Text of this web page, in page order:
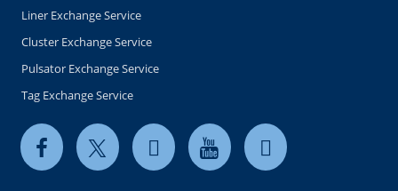
Liner Exchange Service
Cluster Exchange Service
Pulsator Exchange Service
Tag Exchange Service